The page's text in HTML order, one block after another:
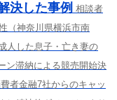
決した事例 相談者
（神奈川県横浜市南
人した息子・亡き妻の
ン滞納による競売開始決
者金融7社からのキャッ